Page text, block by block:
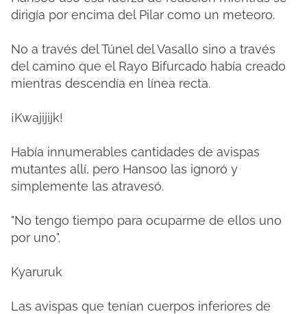
dirigía por encima del Pilar como un meteoro.
No a través del Túnel del Vasallo sino a través
del camino que el Rayo Bifurcado había creado
mientras descendía en línea recta.
¡Kwajijijk!
Había innumerables cantidades de avispas
mutantes allí, pero Hansoo las ignoró y
simplemente las atravesó.
"No tengo tiempo para ocuparme de ellos uno
por uno".
Kyaruruk
Las avispas que tenían cuerpos inferiores de